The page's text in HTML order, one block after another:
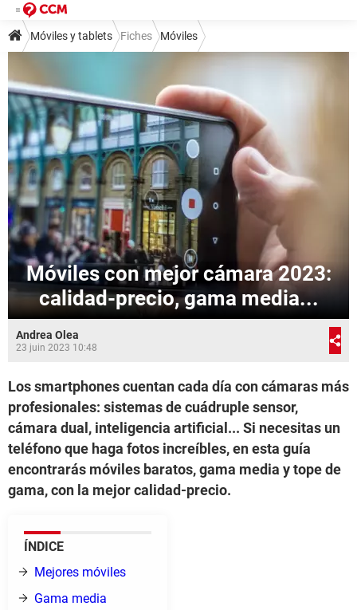
Móviles y tablets Fiches Móviles
Móviles con mejor cámara 2023:
calidad-precio, gama media...
Andrea Olea
23 juin 2023 10:48
Los smartphones cuentan cada día con cámaras más
profesionales: sistemas de cuádruple sensor,
cámara dual, inteligencia artificial... Si necesitas un
teléfono que haga fotos increíbles, en esta guía
encontrarás móviles baratos, gama media y tope de
gama, con la mejor calidad-precio.
ÍNDICE
Mejores móviles
Gama media